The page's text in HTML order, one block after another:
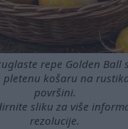
repe Golden Ball
pletenu košaru na
površini.
sliku za više
rezolucije.